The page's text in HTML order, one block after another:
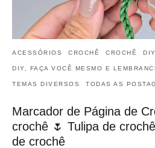
ACESSÓRIOS CROCHÊ CROCHÊ DIY
DIY, FAÇA VOCÊ MESMO E
TEMAS DIVERSOS TODAS AS
Marcador de Página de
crochê 🌷 Tulipa de
de crochê